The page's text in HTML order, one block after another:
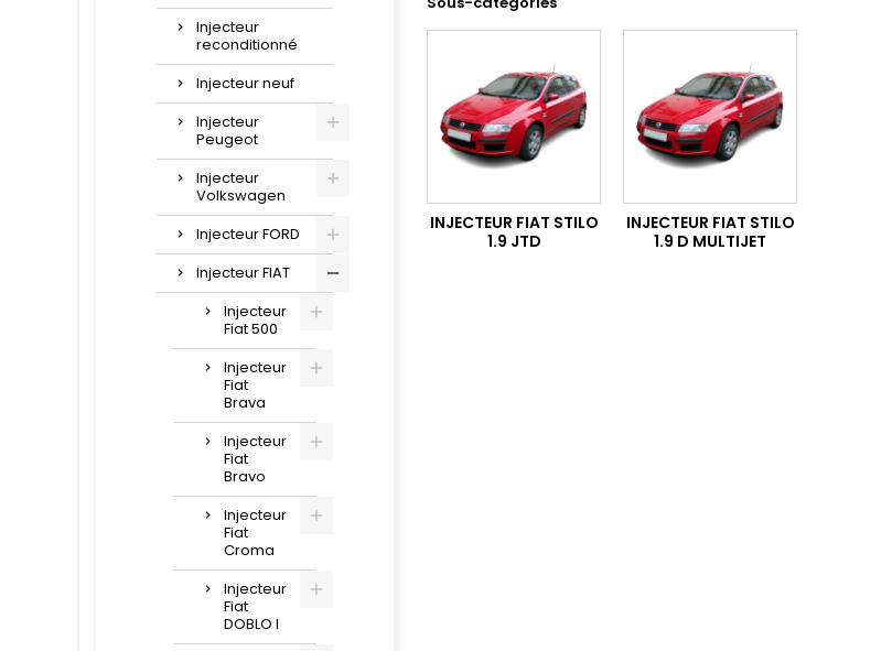
Injecteur
reconditionné
Injecteur neuf
Injecteur
Peugeot
Injecteur
Volkswagen
Injecteur FORD
Injecteur FIAT
Injecteur
Fiat 500
Injecteur
Fiat
Brava
Injecteur
Fiat
Bravo
Injecteur
Fiat
Croma
Injecteur
Fiat
DOBLO I
INJECTEUR FIAT STILO
1.9 JTD
INJECTEUR FIAT STILO
1.9 D MULTIJET